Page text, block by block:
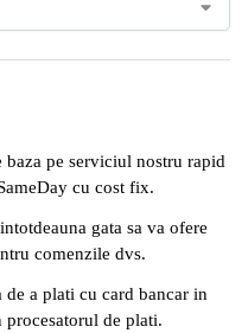
baza pe serviciul nostru rapid
cu cost fix.
gata sa va ofere
comenzile dvs.
a plati cu card bancar in
procesatorul de plati.